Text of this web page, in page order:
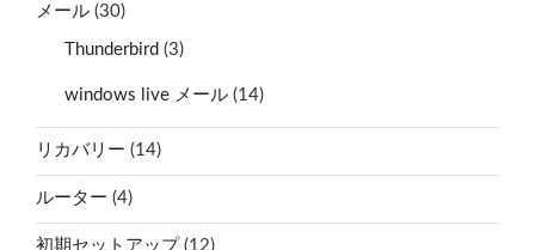
メール (30)
Thunderbird (3)
windows live メール (14)
リカバリー (14)
ルーター (4)
初期セットアップ (12)